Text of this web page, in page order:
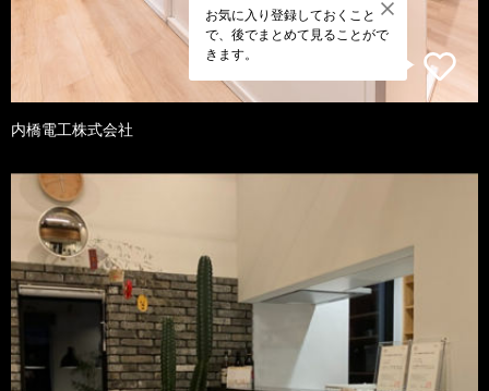
お気に入り登録しておくこと
で、後でまとめて見ることがで
きます。
内橋電工株式会社